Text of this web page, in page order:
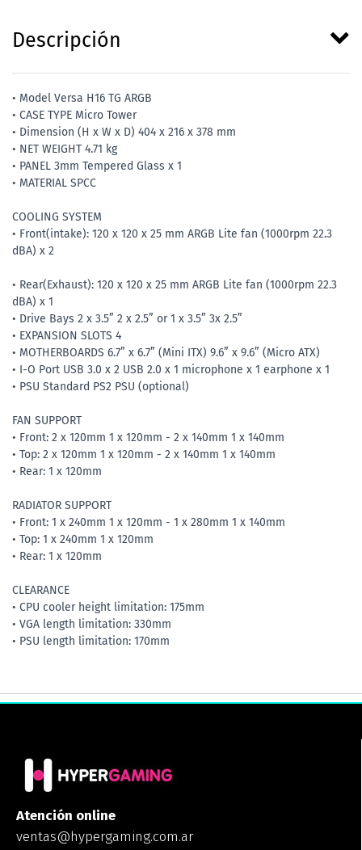
Descripción
• Model Versa H16 TG ARGB
• CASE TYPE Micro Tower
• Dimension (H x W x D) 404 x 216 x 378 mm
• NET WEIGHT 4.71 kg
• PANEL 3mm Tempered Glass x 1
• MATERIAL SPCC
COOLING SYSTEM
• Front(intake): 120 x 120 x 25 mm ARGB Lite fan (1000rpm 22.3
dBA) x 2
• Rear(Exhaust): 120 x 120 x 25 mm ARGB Lite fan (1000rpm 22.3
dBA) x 1
• Drive Bays 2 x 3.5” 2 x 2.5” or 1 x 3.5” 3x 2.5”
• EXPANSION SLOTS 4
• MOTHERBOARDS 6.7” x 6.7” (Mini ITX) 9.6” x 9.6” (Micro ATX)
• I-O Port USB 3.0 x 2 USB 2.0 x 1 microphone x 1 earphone x 1
• PSU Standard PS2 PSU (optional)
FAN SUPPORT
• Front: 2 x 120mm 1 x 120mm - 2 x 140mm 1 x 140mm
• Top: 2 x 120mm 1 x 120mm - 2 x 140mm 1 x 140mm
• Rear: 1 x 120mm
RADIATOR SUPPORT
• Front: 1 x 240mm 1 x 120mm - 1 x 280mm 1 x 140mm
• Top: 1 x 240mm 1 x 120mm
• Rear: 1 x 120mm
CLEARANCE
• CPU cooler height limitation: 175mm
• VGA length limitation: 330mm
• PSU length limitation: 170mm
Atención online
ventas@hypergaming.com.ar